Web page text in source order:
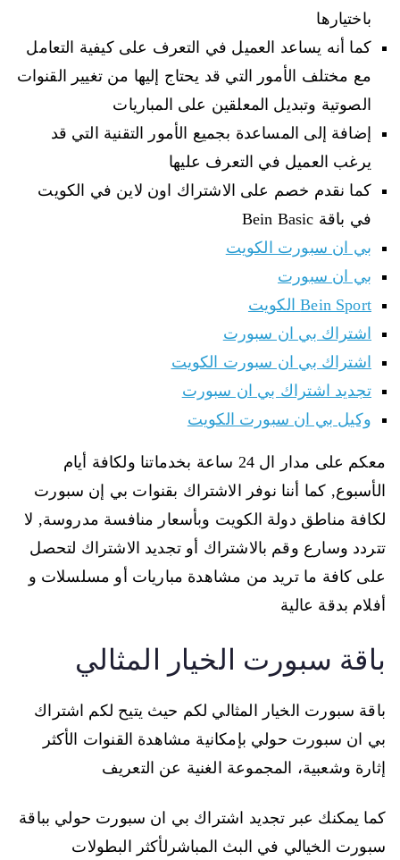
باختيارها
كما أنه يساعد العميل في التعرف على كيفية التعامل
مع مختلف الأمور التي قد يحتاج إليها من تغيير القنوات
الصوتية وتبديل المعلقين على المباريات
إضافة إلى المساعدة بجميع الأمور التقنية التي قد
يرغب العميل في التعرف عليها
كما نقدم خصم على الاشتراك اون لاين في الكويت
في باقة Bein Basic
بي ان سبورت الكويت
بي ان سبورت
Bein Sport الكويت
اشتراك بي ان سبورت
اشتراك بي ان سبورت الكويت
تجديد اشتراك بي ان سبورت
وكيل بي ان سبورت الكويت
معكم على مدار ال 24 ساعة بخدماتنا ولكافة أيام
الأسبوع, كما أننا نوفر الاشتراك بقنوات بي إن سبورت
لكافة مناطق دولة الكويت وبأسعار منافسة مدروسة, لا
تتردد وسارع وقم بالاشتراك أو تجديد الاشتراك لتحصل
على كافة ما تريد من مشاهدة مباريات أو مسلسلات و
أفلام بدقة عالية
باقة سبورت الخيار المثالي
باقة سبورت الخيار المثالي لكم حيث يتيح لكم اشتراك
بي ان سبورت حولي بإمكانية مشاهدة القنوات الأكثر
إثارة وشعبية، المجموعة الغنية عن التعريف
كما يمكنك عبر تجديد اشتراك بي ان سبورت حولي بباقة
سبورت الخيالي في البث المباشرلأكثر البطولات